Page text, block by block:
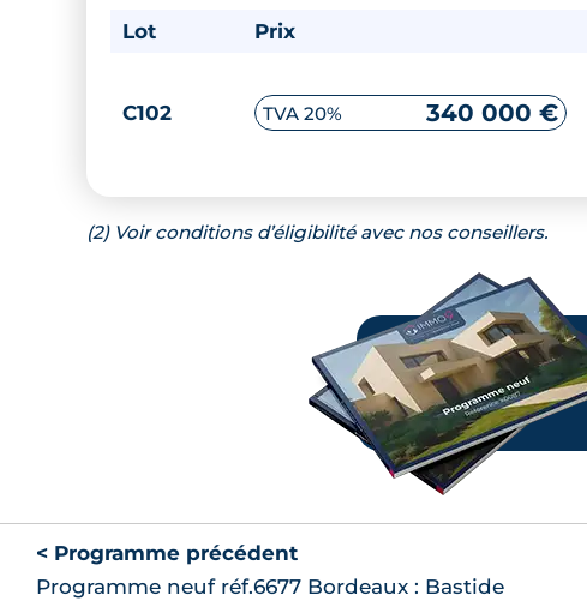
Lot Prix
C102 TVA 20% 340 000 €
(2) Voir conditions d’éligibilité avec nos conseillers.
< Programme précédent
Programme neuf réf.6677 Bordeaux : Bastide